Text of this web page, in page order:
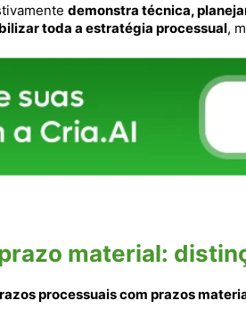
demonstra técnica,
toda a estratégia processual,
material:
processuais com prazos